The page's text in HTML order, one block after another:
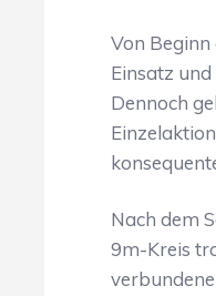
Von
Einsatz
Dennoch
Nach dem
9m-Kreis